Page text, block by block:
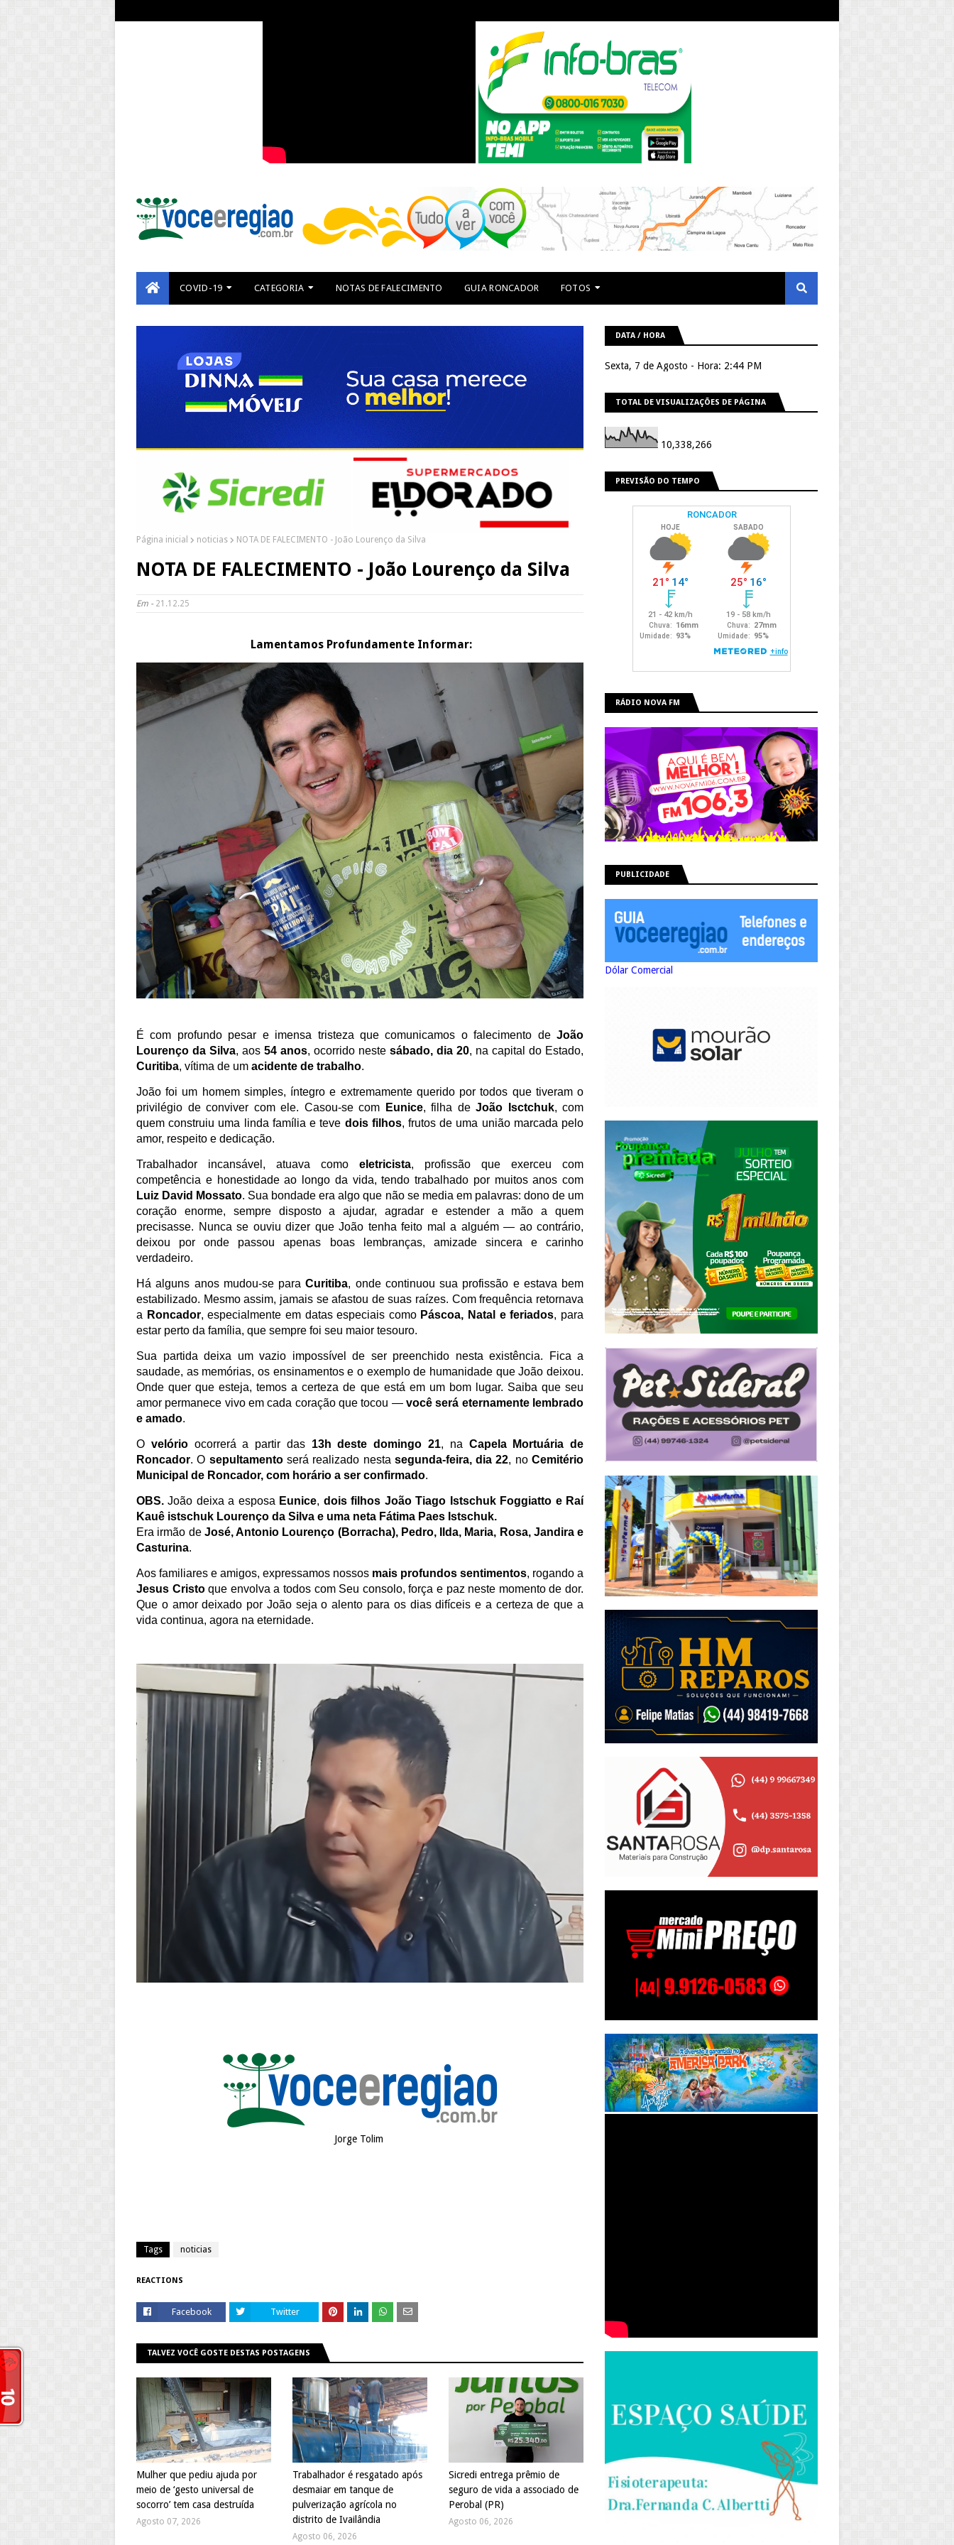
COVID-19 CATEGORIA NOTAS DE FALECIMENTO GUIA RONCADOR FOTOS
Página inicial noticias NOTA DE FALECIMENTO - João Lourenço da Silva
NOTA DE FALECIMENTO - João Lourenço da Silva
Em - 21.12.25
Lamentamos Profundamente Informar:
É com profundo pesar e imensa tristeza que comunicamos o falecimento de João
Lourenço da Silva, aos 54 anos, ocorrido neste sábado, dia 20, na capital do Estado,
Curitiba, vítima de um acidente de trabalho.
João foi um homem simples, íntegro e extremamente querido por todos que tiveram o
privilégio de conviver com ele. Casou-se com
Eunice, filha de João Isctchuk, com
quem construiu uma linda família e teve dois filhos, frutos de uma união marcada pelo
amor, respeito e dedicação.
Trabalhador incansável, atuava como eletricista, profissão que exerceu com
competência e honestidade ao longo da vida, tendo trabalhado por muitos anos com
Luiz David Mossato. Sua bondade era algo que não se media em palavras: dono de um
coração enorme, sempre disposto a ajudar, agradar e estender a mão a quem
precisasse. Nunca se ouviu dizer que João tenha feito mal a alguém — ao contrário,
deixou por onde passou apenas boas lembranças, amizade sincera e carinho
verdadeiro.
Há alguns anos mudou-se paraCuritiba, onde continuou sua profissão e estava bem
estabilizado. Mesmo assim, jamais se afastou de suas raízes. Com frequência retornava
a Roncador, especialmente em datas especiais como Páscoa, Natal e feriados, para
estar perto da família, que sempre foi seu maior tesouro.
Sua partida deixa um vazio impossível de ser preenchido nesta existência. Fica a
saudade, as memórias, os ensinamentos e o exemplo de humanidade que João deixou.
Onde quer que esteja, temos a certeza de que está em um bom lugar. Saiba que seu
amor permanece vivo em cada coração que tocou — você será eternamente lembrado
e amado.
O velórioocorrerá a partir das 13h deste domingo 21, na Capela Mortuária de
Roncador. O sepultamentoserá realizado nesta segunda-feira, dia 22, noCemitério
Municipal de Roncador, com horário a ser confirmado.
OBS. João deixa a esposa Eunice, dois filhos João Tiago Istschuk Foggiatto e Raí
Kauê istschuk Lourenço da Silva e uma neta Fátima Paes Istschuk.
Era irmão de José, Antonio Lourenço (Borracha), Pedro, Ilda, Maria, Rosa, Jandira e
Casturina.
Aos familiares e amigos, expressamos nossos mais profundos sentimentos, rogando a
Jesus Cristoque envolva a todos com Seu consolo, força e paz neste momento de dor.
Que o amor deixado por João seja o alento para os dias difíceis e a certeza de que a
vida continua, agora na eternidade.
Jorge Tolim
Tags noticias
REACTIONS
Facebook Twitter
TALVEZ VOCÊ GOSTE DESTAS POSTAGENS
Mulher que pediu ajuda por
meio de ‘gesto universal de
socorro’ tem casa destruída
Agosto 07, 2026
Trabalhador é resgatado após
desmaiar em tanque de
pulverização agrícola no
distrito de Ivailândia
Agosto 06, 2026
Sicredi entrega prêmio de
seguro de vida a associado de
Perobal (PR)
Agosto 06, 2026
DATA / HORA
Sexta, 7 de Agosto - Hora: 2:44 PM
TOTAL DE VISUALIZAÇÕES DE PÁGINA
10,338,266
PREVISÃO DO TEMPO
RÁDIO NOVA FM
PUBLICIDADE
Dólar Comercial